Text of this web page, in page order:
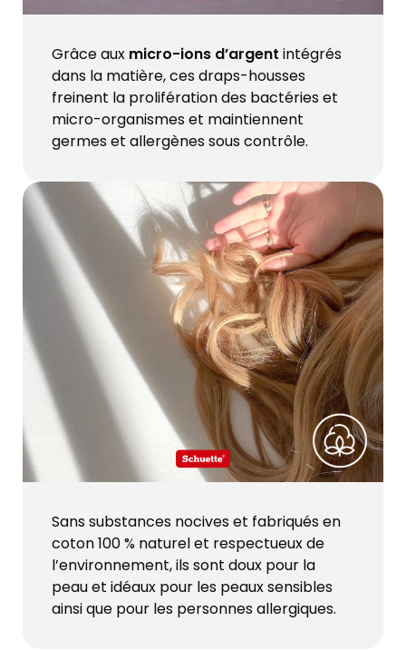
Grâce aux micro-ions d’argent intégrés
dans la matière, ces draps-housses
freinent la prolifération des bactéries et
micro-organismes et maintiennent
germes et allergènes sous contrôle.
Sans substances nocives et fabriqués en
coton 100 % naturel et respectueux de
l’environnement, ils sont doux pour la
peau et idéaux pour les peaux sensibles
ainsi que pour les personnes allergiques.